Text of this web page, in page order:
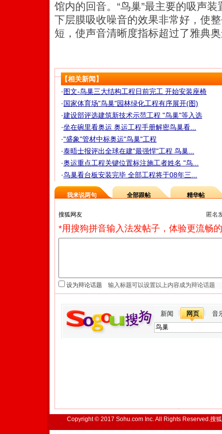
馆内的回音。“鸟巢”最主要的吸声
下层膜吸收噪音的效果非常好，使
短，使声音清晰度指标超过了雅典
【相关新闻】
·图文-鸟巢三大结构工程日前完工 开始安装座椅
·国家体育场"鸟巢"园林绿化工程有序展开(图)
·建设部评选建筑新技术示范工程 "鸟巢"等入选
·坐在碗里看奥运 奥运工程手册解密鸟巢看...
·"盛象"管材中标奥运"鸟巢"工程
·泰晤士报评出全球在建"最强悍"工程 鸟巢...
·奥运重点工程关键位置标注施工者姓名 "鸟...
·鸟巢看台板安装完毕 全部工程将于08年三...
我来说两句 全部跟帖 精华帖
匿名
*用搜狗拼音输入法发帖子，体验更流畅
设为辩论话题
新闻 网页 音
Copyright © 2017 Sohu.com Inc. All Rights Reserved.搜